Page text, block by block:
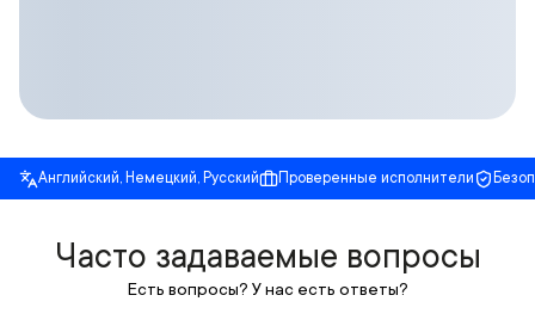
Английский, Немецкий, Русский Проверенные исполнители
Часто задаваемые вопросы
Есть вопросы? У нас есть ответы?